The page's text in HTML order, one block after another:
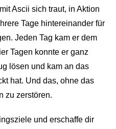
Ascii sich traut, in Aktion
Tage hintereinander für
Jeden Tag kam er dem
Tagen konnte er ganz
lösen und kam an das
hat. Und das, ohne das
zu zerstören.
und erschaffe dir